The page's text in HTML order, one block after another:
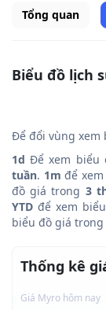
Tổng quan
Biểu đồ lịch
Để đổi vùng xem
1d Để xem biểu
tuần. 1m để
đồ giá trong 3
YTD để xem
biểu đồ giá trong
Thống kê
Giá Myro hôm nay